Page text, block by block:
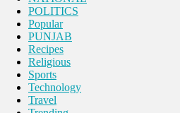
POLITICS
Popular
PUNJAB
Recipes
Religious
Sports
Technology
Travel